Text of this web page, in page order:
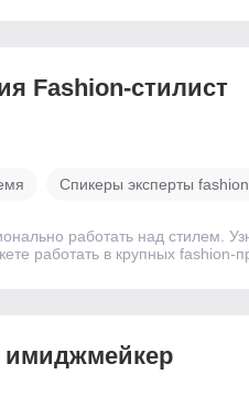
Fashion-стилист
Спикеры эксперты
работать над стилем.
работать в крупных fashion-
имиджмейкер